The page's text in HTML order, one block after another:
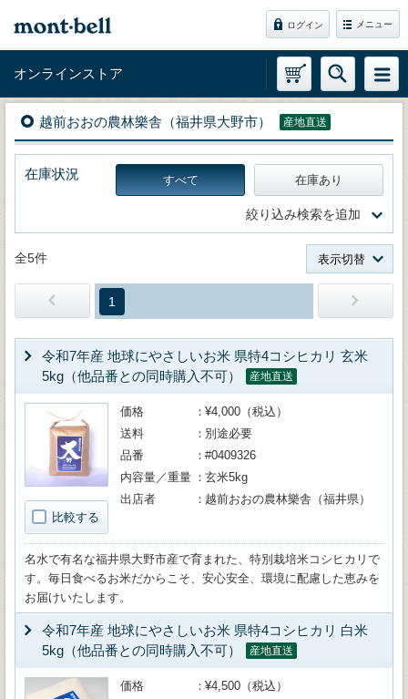
ログイン メニュー
オンラインストア
越前おおの農林樂舎（福井県大野市） 産地直送
在庫状況 すべて 在庫あり
絞り込み検索を追加
全5件 表示切替
1
令和7年産 地球にやさしいお米 県特4コシヒカリ 玄米
5kg（他品番との同時購入不可）
産地直送
比較する
価格
¥4,000（税込）
送料
別途必要
品番
#0409326
内容量／重量
玄米5kg
出店者
越前おおの農林樂舎（福井県）
名水で有名な福井県大野市産で育まれた、特別栽培米コシヒカリで
す。毎日食べるお米だからこそ、安心安全、環境に配慮した恵みを
お届けいたします。
令和7年産 地球にやさしいお米 県特4コシヒカリ 白米
5kg（他品番との同時購入不可）
産地直送
価格
¥4,500（税込）